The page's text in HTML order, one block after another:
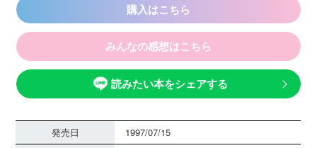
購入はこちら
みんなの感想はこちら
読みたい本をシェアする
発売日
1997/07/15